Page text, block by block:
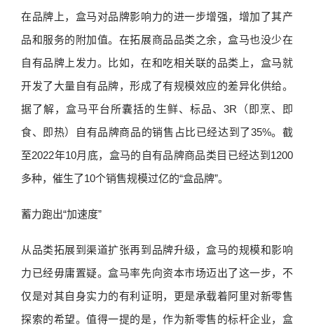
在品牌上，盒马对品牌影响力的进一步增强，增加了其产
品和服务的附加值。在拓展商品品类之余，盒马也没少在
自有品牌上发力。比如，在和吃相关联的品类上，盒马就
开发了大量自有品牌，形成了有规模效应的差异化供给。
据了解，盒马平台所囊括的生鲜、标品、3R（即烹、即
食、即热）自有品牌商品的销售占比已经达到了35%。截
至2022年10月底，盒马的自有品牌商品类目已经达到1200
多种，催生了10个销售规模过亿的“盒品牌”。
蓄力跑出“加速度”
从品类拓展到渠道扩张再到品牌升级，盒马的规模和影响
力已经毋庸置疑。盒马率先向资本市场迈出了这一步，不
仅是对其自身实力的有利证明，更是承载着阿里对新零售
探索的希望。值得一提的是，作为新零售的标杆企业，盒